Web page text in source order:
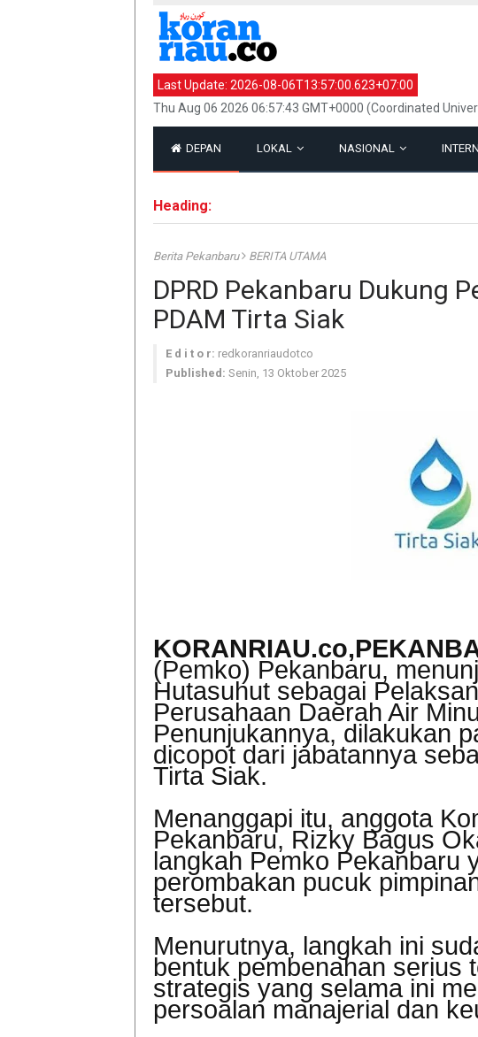
Last Update: 2026-08-06T13:57:00.623+07:00
Thu Aug 06 2026 06:57:43 GMT+0000 (Coordinated
DEPAN LOKAL NASIONAL
Heading:
Berita Pekanbaru BERITA UTAMA
DPRD Pekanbaru Dukung
PDAM Tirta Siak
E d i t o r: redkoranriaudotco
Published: Senin, 13 Oktober 2025
(Pemko) Pekanbaru,
Hutasuhut sebagai
Perusahaan Daerah Air
Penunjukannya, dilakukan
dicopot dari jabatannya
Tirta Siak.
Menanggapi itu, anggota
Pekanbaru, Rizky Bagus
langkah Pemko Pekanbaru
perombakan pucuk
tersebut.
Menurutnya, langkah ini
bentuk pembenahan serius
strategis yang selama ini
persoalan manajerial dan